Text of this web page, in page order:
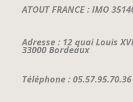
ATOUT FRANCE : IMO
Adresse : 12 quai Louis
33000 Bordeaux
Téléphone : 05.57.95.70.36